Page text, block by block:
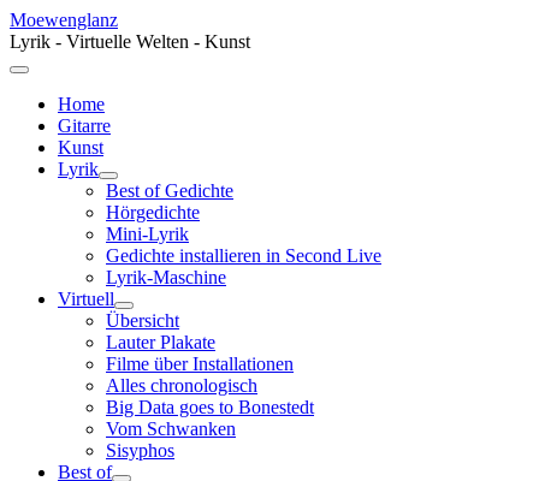
Moewenglanz
Lyrik - Virtuelle Welten - Kunst
Home
Gitarre
Kunst
Lyrik
Best of Gedichte
Hörgedichte
Mini-Lyrik
Gedichte installieren in Second Live
Lyrik-Maschine
Virtuell
Übersicht
Lauter Plakate
Filme über Installationen
Alles chronologisch
Big Data goes to Bonestedt
Vom Schwanken
Sisyphos
Best of